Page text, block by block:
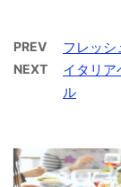
PREV フレッシ
NEXT
イタリア
ル